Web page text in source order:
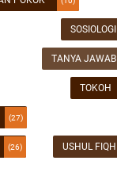
SOSIOLOGI
TANYA JAWAB
TOKOH
(27)
(26) USHUL FIQH